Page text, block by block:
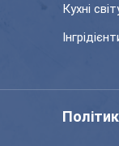
Кухні